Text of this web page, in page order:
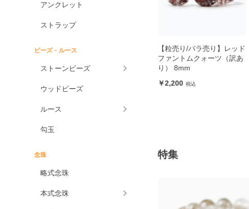
アンクレット
ストラップ
ビーズ・ルース
ストーンビーズ
ウッドビーズ
ルース
勾玉
念珠
略式念珠
本式念珠
【粒売り/バラ売り】レッド
ファントムクォーツ（訳あ
り） 8mm
2,200
特集